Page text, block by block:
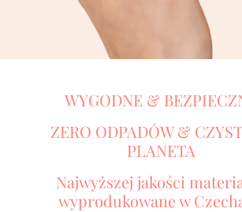
WYGODNE &
ZERO ODPADÓW &
PLANETA
Najwyższej jakości
wyprodukowane w